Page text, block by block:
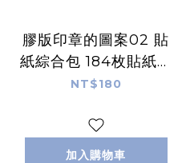
膠版印章的圖案02 貼
紙綜合包 184枚貼紙組
｜1/1工作室
NT$180
加入購物車